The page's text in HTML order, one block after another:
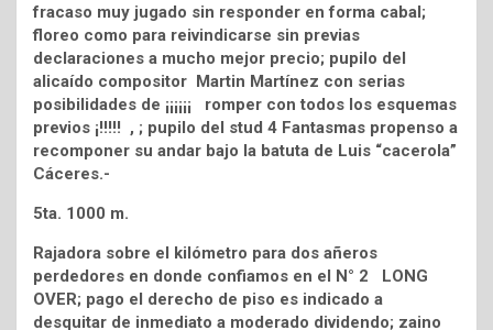
fracaso muy jugado sin responder en forma cabal;
floreo como para reivindicarse sin previas
declaraciones a mucho mejor precio; pupilo del
alicaído compositor Martin Martínez con serias
posibilidades de ¡¡¡¡¡¡ romper con todos los esquemas
previos ¡!!!!! , ; pupilo del stud 4 Fantasmas propenso a
recomponer su andar bajo la batuta de Luis “cacerola”
Cáceres.-
5ta. 1000 m.
Rajadora sobre el kilómetro para dos añeros
perdedores en donde confiamos en el N° 2 LONG
OVER; pago el derecho de piso es indicado a
desquitar de inmediato a moderado dividendo; zaino